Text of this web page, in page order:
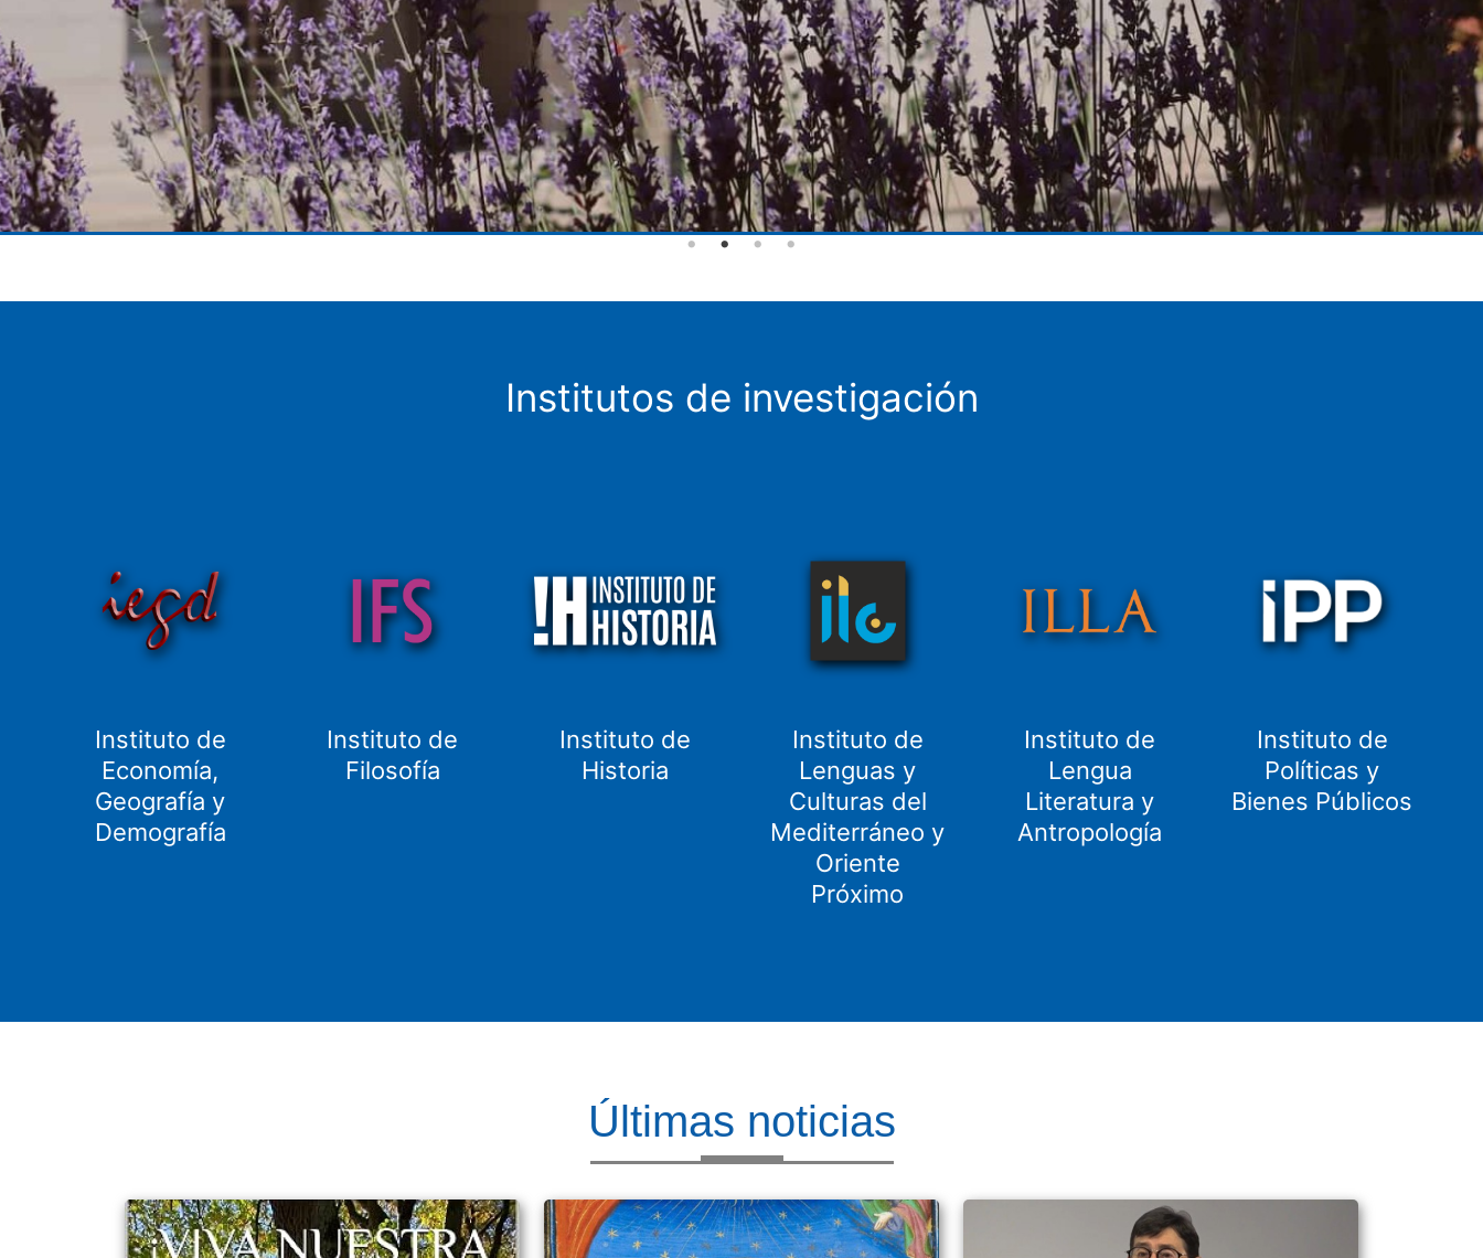
Institutos de investigación
Instituto de
Economía,
Geografía y
Demografía
Instituto de
Filosofía
Instituto de
Historia
Instituto de
Lenguas y
Culturas del
Mediterráneo y
Oriente
Próximo
Instituto de
Lengua
Literatura y
Antropología
Instituto de
Políticas y
Bienes Públicos
Últimas noticias